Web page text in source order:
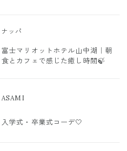
ナッパ
富士マリオットホテル山中湖｜朝
食とカフェで感じた癒し時間🍃
ASAMI
入学式・卒業式コーデ🤍